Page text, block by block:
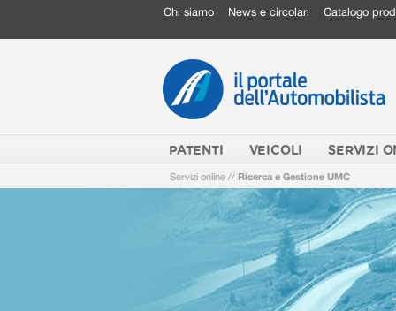
Chi siamo News e circolari Catalogo
PATENTI VEICOLI SERVIZI
Servizi online // Ricerca e Gestione UMC